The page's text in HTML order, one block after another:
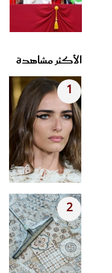
الأكثر مشاهدة
1
2